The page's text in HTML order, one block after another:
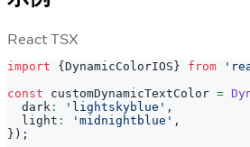
React TSX
import {DynamicColorIOS} from
const customDynamicTextColor =
  dark
: 'lightskyblue' ,
  light
: 'midnightblue' ,
} ) ;